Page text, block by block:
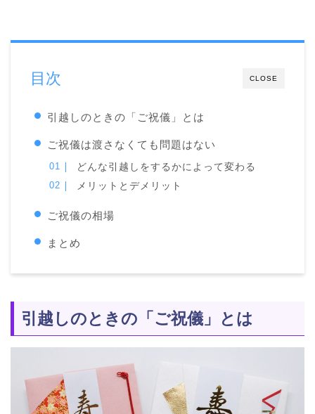
CLOSE
目次
引越しのときの「ご祝儀」とは
ご祝儀は渡さなくても問題はない
どんな引越しをするかによって変わる
メリットとデメリット
ご祝儀の相場
まとめ
引越しのときの「ご祝儀」とは